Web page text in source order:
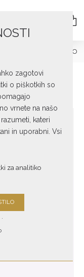
GAIA II NEO
zagotovi
o piškotkih so
vrnete na našo
kateri
in uporabni. Vsi
za analitiko
.